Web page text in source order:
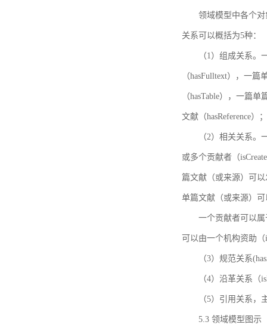
领域模型中各个
关系可以概括为5种：
（1）组成关系
（hasFulltext），一
（hasTable），一篇
文献（hasReference）；
（2）相关关系
或多个贡献者（
篇文献（或来源）可
单篇文献（或来源）可
一个贡献者可以
可以由一个机构资助（
（3）规范关系
（4）沿革关系
（5）引用关系，
5.3 领域模型图示